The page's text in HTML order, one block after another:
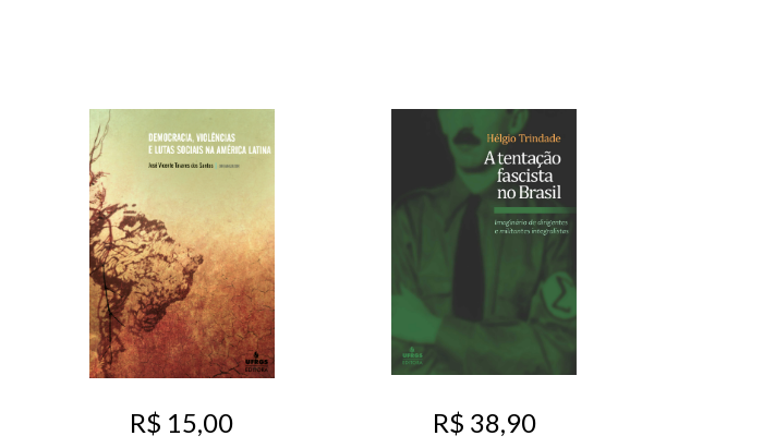
R$ 15,00 R$ 38,90